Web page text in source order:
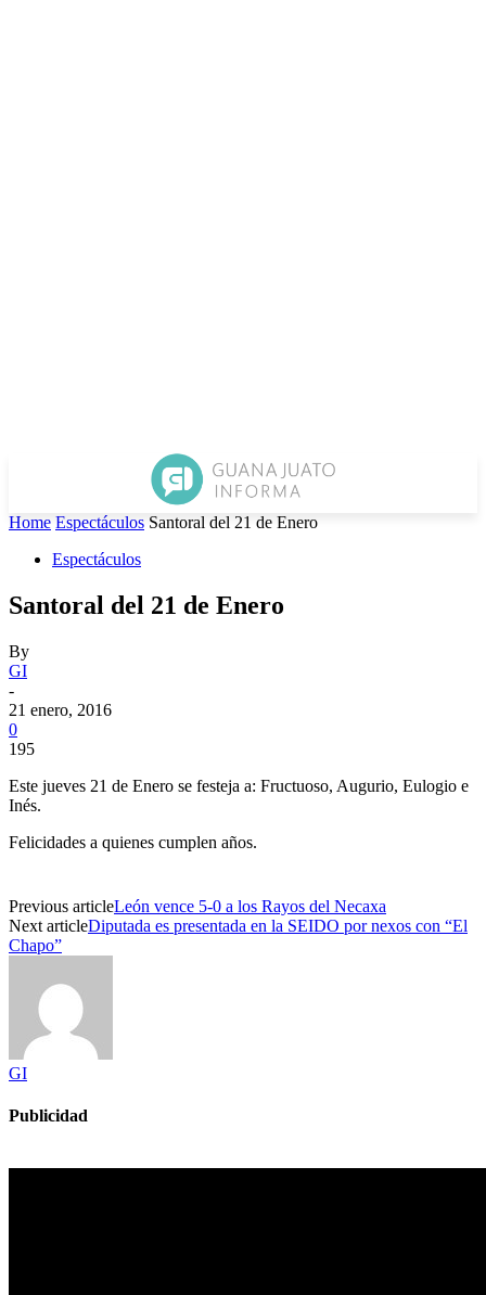
Home Espectáculos Santoral del 21 de Enero
Espectáculos
Santoral del 21 de Enero
By
GI
-
21 enero, 2016
0
195
Este jueves 21 de Enero se festeja a: Fructuoso, Augurio, Eulogio e
Inés.
Felicidades a quienes cumplen años.
Previous articleLeón vence 5-0 a los Rayos del Necaxa
Next articleDiputada es presentada en la SEIDO por nexos con “El
Chapo”
GI
Publicidad